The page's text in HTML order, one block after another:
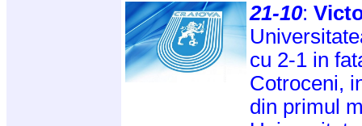
21-10:
cu 2-1 in
Cotroceni,
din primul